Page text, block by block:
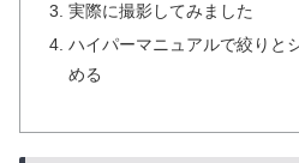
実際に撮影してみました
ハイパーマニュアルで絞りと
める